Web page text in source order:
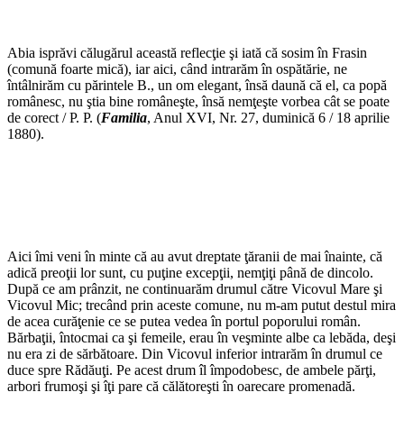
Abia isprăvi călugărul această reflecţie şi iată că sosim în Frasin
(comună foarte mică), iar aici, când intrarăm în ospătărie, ne
întâlnirăm cu părintele B., un om elegant, însă daună că el, ca popă
românesc, nu ştia bine româneşte, însă nemţeşte vorbea cât se poate
de corect / P. P. (Familia, Anul XVI, Nr. 27, duminică 6 / 18 aprilie
1880).
Aici îmi veni în minte că au avut dreptate ţăranii de mai înainte, că
adică preoţii lor sunt, cu puţine excepţii, nemţiţi până de dincolo.
După ce am prânzit, ne continuarăm drumul către Vicovul Mare şi
Vicovul Mic; trecând prin aceste comune, nu m-am putut destul mira
de acea curăţenie ce se putea vedea în portul poporului român.
Bărbaţii, întocmai ca şi femeile, erau în veşminte albe ca lebăda, deşi
nu era zi de sărbătoare. Din Vicovul inferior intrarăm în drumul ce
duce spre Rădăuţi. Pe acest drum îl împodobesc, de ambele părţi,
arbori frumoşi şi îţi pare că călătoreşti în oarecare promenadă.